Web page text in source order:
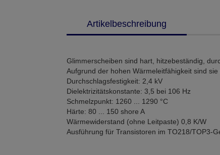
Artikelbeschreibung
Glimmerscheiben sind hart, hitzebeständig,
Aufgrund der hohen Wärmeleitfähigkeit sind
Durchschlagsfestigkeit: 2,4 kV
Dielektrizitätskonstante: 3,5 bei 106 Hz
Schmelzpunkt: 1260 ... 1290 °C
Härte: 80 ... 150 shore A
Wärmewiderstand (ohne Leitpaste) 0,8 K/W
Ausführung für Transistoren im TO218/TOP3-